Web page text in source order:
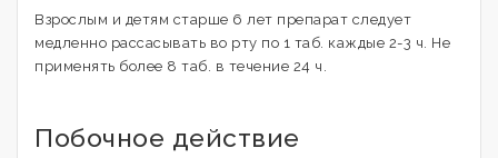
Взрослым и детям старше 6 лет препарат следует
медленно рассасывать во рту по 1 таб. каждые 2-3 ч. Не
применять более 8 таб. в течение 24 ч.
Побочное действие